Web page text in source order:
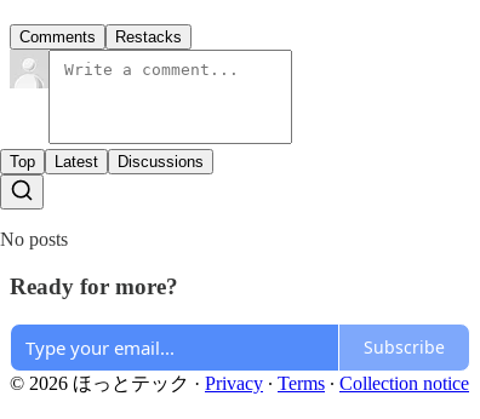
Comments Restacks
Top Latest Discussions
No posts
Ready for more?
Subscribe
© 2026 ほっとテック · Privacy ∙ Terms ∙ Collection notice